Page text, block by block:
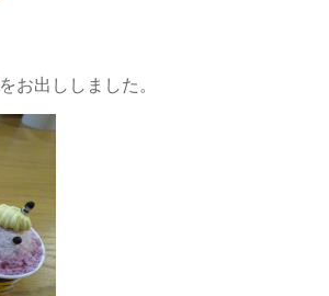
をお出ししました。